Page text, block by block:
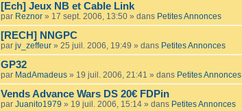
[Ech] Jeux NB et Cable Link
par Reznor » 17 sept. 2006, 13:50 » dans Petites Annonces
[RECH] NNGPC
par jv_zeffeur » 25 juil. 2006, 19:49 » dans Petites Annonces
GP32
par MadAmadeus » 19 juil. 2006, 21:41 » dans Petites Annonces
Vends Advance Wars DS 20€ FDPin
par Juanito1979 » 19 juil. 2006, 15:14 » dans Petites Annonces